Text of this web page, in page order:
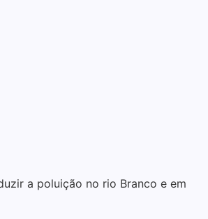
a poluição no rio Branco e em